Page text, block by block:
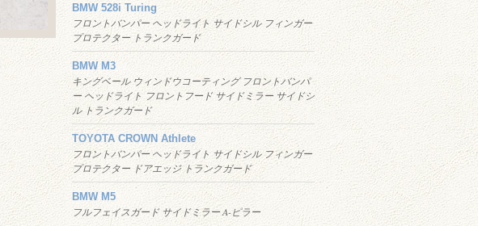
BMW 528i Turing
フロントバンパー ヘッドライト サイドシル フィンガー
プロテクター トランクガード
BMW M3
キングベール ウィンドウコーティング フロントバンパ
ー ヘッドライト フロントフード サイドミラー サイドシ
ル トランクガード
TOYOTA CROWN Athlete
フロントバンパー ヘッドライト サイドシル フィンガー
プロテクター ドアエッジ トランクガード
BMW M5
フルフェイスガード サイドミラー A-ピラー